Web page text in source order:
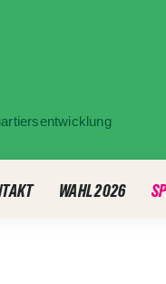
WAHL 2026